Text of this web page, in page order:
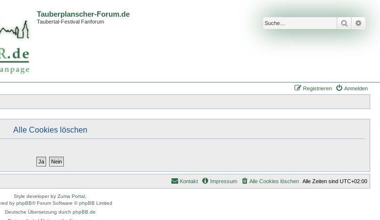
Tauberplanscher-Forum.de
Taubertal-Festival Fanforum Suche
Anmelden
Registrieren
Alle Cookies löschen
Alle Zeiten sind UTC+02:00
Alle Cookies löschen
Impressum
Kontakt
Style developer by Zuma Portal
by phpBB® Forum Software © phpBB Limited
Deutsche Übersetzung durch phpBB.de